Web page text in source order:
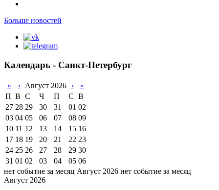
Больше новостей
Календарь - Санкт-Петербург
« ‹ Август 2026 ›
»
П В С Ч П С В
27 28 29 30 31 01 02
03 04 05 06 07 08 09
10 11 12 13 14 15 16
17 18 19 20 21 22 23
24 25 26 27 28 29 30
31 01 02 03 04 05 06
нет событие за месяц Август 2026 нет событие за месяц
Август 2026